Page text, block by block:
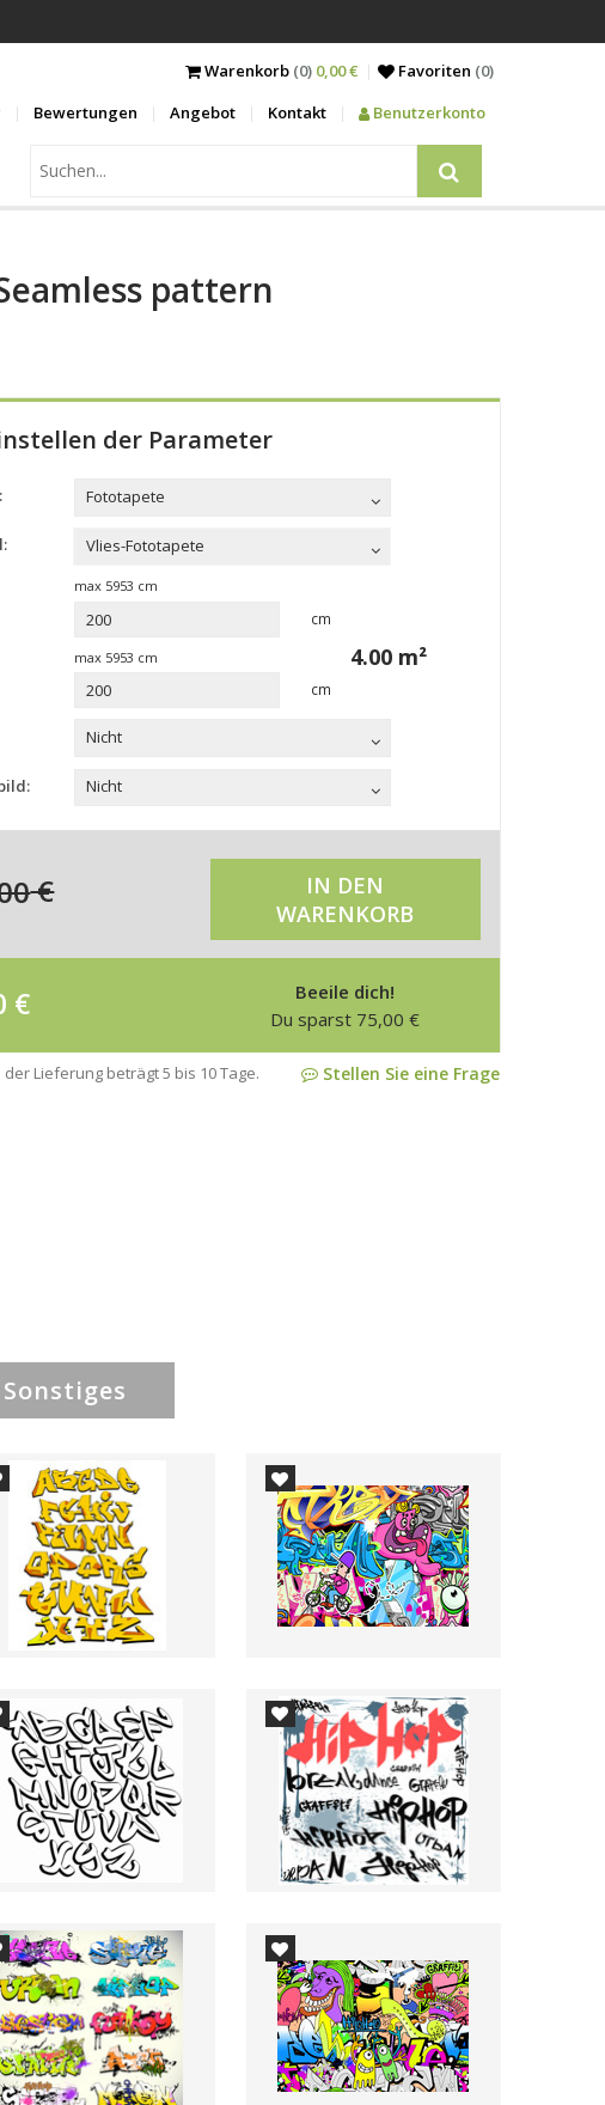
Warenkorb(0) 0,00 € Favoriten (0)
Bewertungen Angebot Kontakt Benutzerkonto
pattern
der Parameter
Fototapete
Vlies-Fototapete
max 5953 cm
cm
max 5953 cm
cm
4.00 m²
Nicht
Nicht
€
IN DEN
WARENKORB
€
Beeile dich!
Du sparst 75,00 €
der Lieferung beträgt 5 bis 10 Tage. Stellen Sie eine Frage